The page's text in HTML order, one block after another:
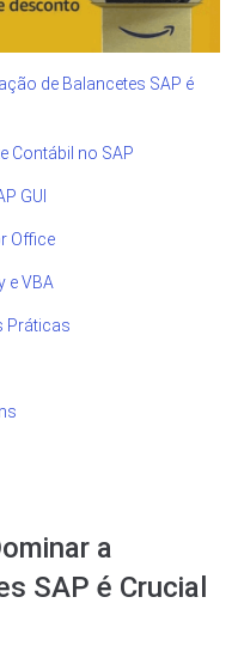
de Balancetes SAP é
Contábil no SAP
GUI
Office
e VBA
Práticas
a
SAP é Crucial